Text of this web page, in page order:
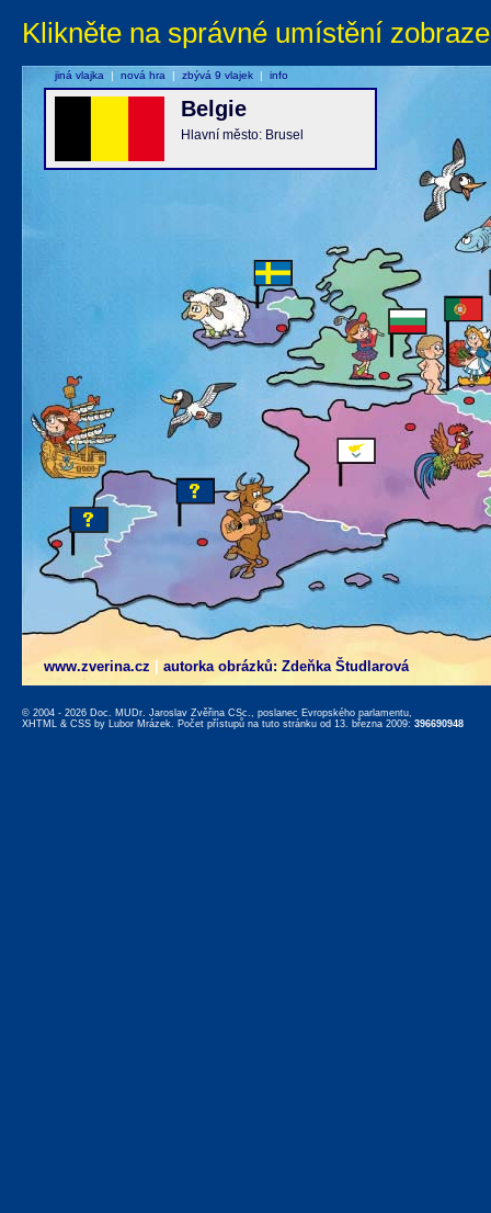
Klikněte na správné umístění
www.zverina.cz autorka obrázků: Zdeňka Študlarová
Belgie
Hlavní město: Brusel
jiná vlajka | nová hra | zbývá 9 vlajek | info
© 2004 - 2026 Doc. MUDr. Jaroslav Zvěřina CSc., poslanec Evropského parlamentu,
XHTML & CSS by Lubor Mrázek. Počet přístupů na tuto stránku od 13. března 2009: 396690948